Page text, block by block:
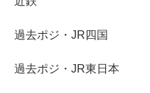
過去ポジ・JR四国
過去ポジ・JR東日本